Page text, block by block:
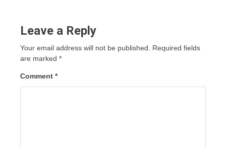
Leave a Reply
Your email address will not be published.
Required fields
are marked *
Comment *